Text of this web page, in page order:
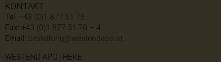
KONTAKT
Tel: +43 (0)1 877 51 78
Fax: +43 (0)1 877 51 78 – 4
Email: bestellung@westendapo.at
WESTEND APOTHEKE